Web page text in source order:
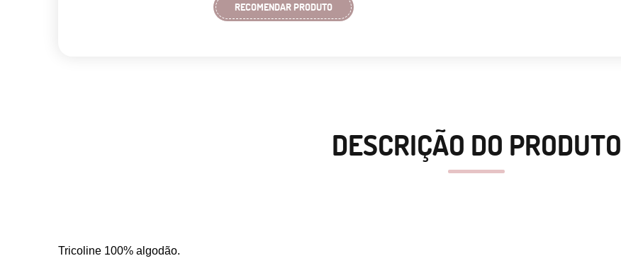
RECOMENDAR PRODUTO
DESCRIÇÃO DO PRODUTO
Tricoline 100% algodão.